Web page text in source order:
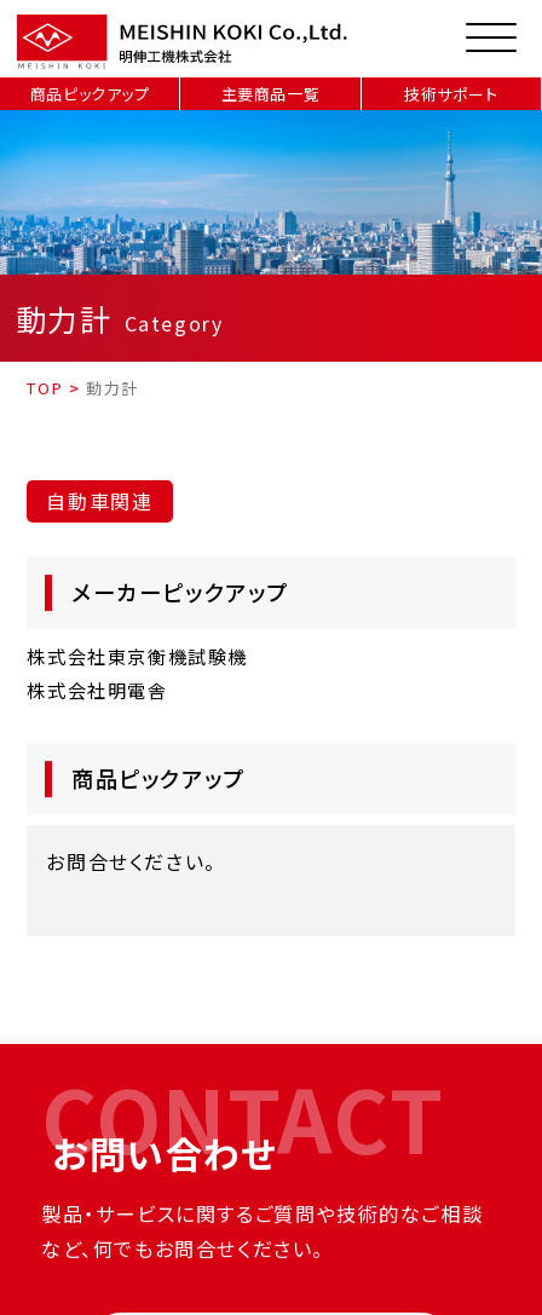
商品ピックアップ 主要商品一覧 技術サポート
動力計 Category
TOP >動力計
自動車関連
メーカーピックアップ
株式会社東京衡機試験機
株式会社明電舎
商品ピックアップ
お問合せください。
CONTACT
お問い合わせ
製品・サービスに関するご質問や技術的なご相談
など、何でもお問合せください。